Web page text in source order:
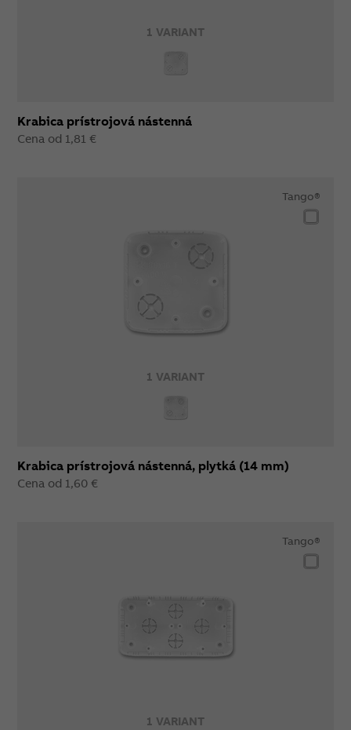
1 VARIANT
Krabica prístrojová nástenná
Cena od 1,81 €
1 VARIANT
Tango®
Krabica prístrojová nástenná, plytká (14 mm)
Cena od 1,60 €
1 VARIANT
Tango®